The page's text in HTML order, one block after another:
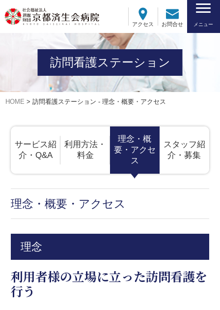
アクセス お問合せ メニュー
訪問看護ステーション
HOME >訪問看護ステーション - 理念・概要・アクセス
サービス紹
介・Q&A
利用方法・
料金
理念・概
要・アクセ
ス
スタッフ紹
介・募集
理念・概要・アクセス
理念
利用者様の立場に立った訪問看護を
行う